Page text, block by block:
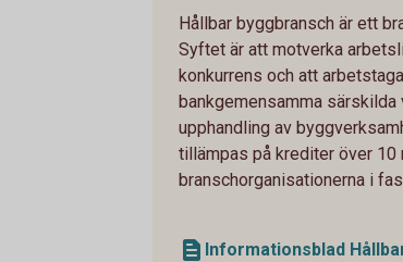
Hållbar byggbransch är ett
Syftet är att motverka
konkurrens och att
bankgemensamma
upphandling av
tillämpas på krediter över 10
branschorganisationerna i
Informationsblad